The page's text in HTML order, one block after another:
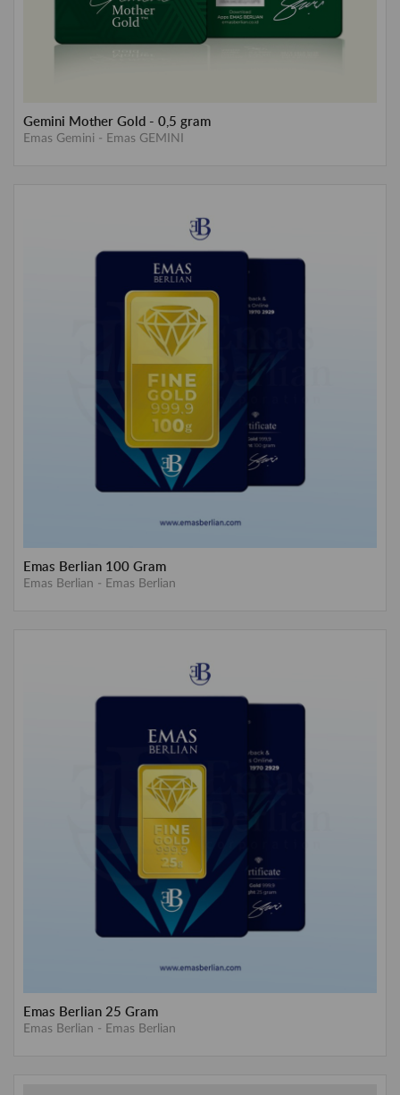
Gemini Mother Gold - 0,5 gram
Emas Gemini - Emas GEMINI
Emas Berlian 100 Gram
Emas Berlian - Emas Berlian
Emas Berlian 25 Gram
Emas Berlian - Emas Berlian